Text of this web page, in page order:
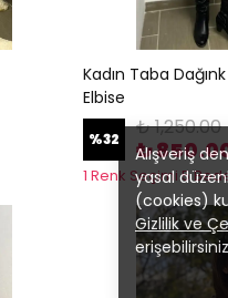
Alışveriş
yasal
(cookies)
Gizlilik ve
Kadın Taba
Elbise
%32 ₺ 1,250.00
₺
1 Renk Seçimi 5